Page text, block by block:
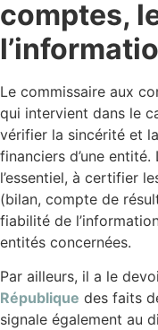
comptes,
Le commissaire aux
qui intervient dans le
vérifier la sincérité et
financiers d’une
l’essentiel, à certifier
(bilan, compte de
fiabilité de
entités concernées.
Par ailleurs, il a le
République des faits
signale également au